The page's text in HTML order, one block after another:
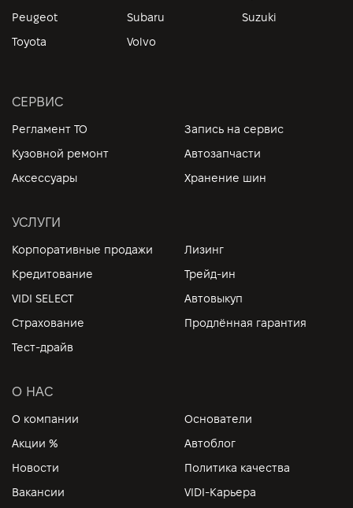
Peugeot
Subaru
Suzuki
Toyota
Volvo
СЕРВИС
Регламент ТО
Запись на сервис
Кузовной ремонт
Автозапчасти
Аксессуары
Хранение шин
УСЛУГИ
Корпоративные продажи
Лизинг
Кредитование
Трейд-ин
VIDI SELECT
Автовыкуп
Страхование
Продлённая гарантия
Тест-драйв
О НАС
О компании
Основатели
Акции %
Автоблог
Новости
Политика качества
Вакансии
VIDI-Карьера